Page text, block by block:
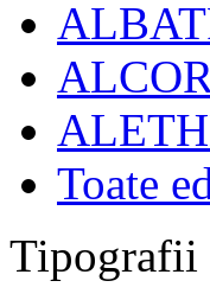
Toate
Tipografii